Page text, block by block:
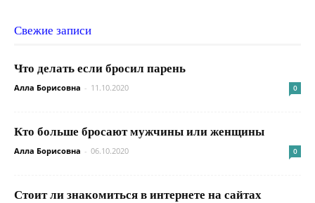
Свежие записи
Что делать если бросил парень
Алла Борисовна - 11.10.2020 0
Кто больше бросают мужчины или женщины
Алла Борисовна - 06.10.2020 0
Стоит ли знакомиться в интернете на сайтах